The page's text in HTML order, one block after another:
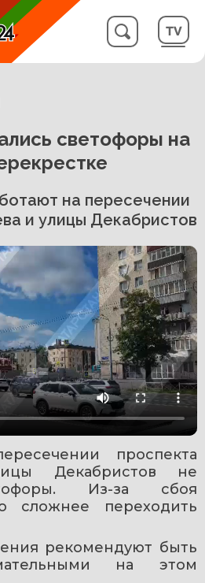
светофоры на
на пересечении
и улицы Декабристов
проспекта
Декабристов не
Из-за сбоя
сложнее переходить
рекомендуют быть
на этом